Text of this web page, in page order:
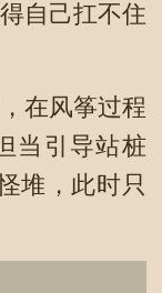
自己扛不住
在风筝过程
当引导站桩
堆，此时只